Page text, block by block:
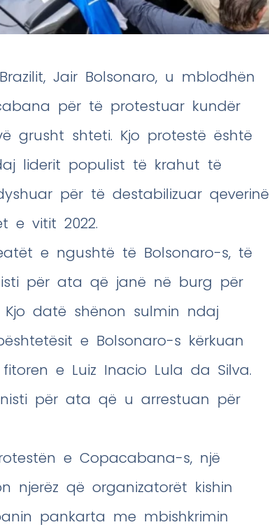
Jair Bolsonaro, u mblodhën
për të protestuar kundër
grusht shteti. Kjo protestë është
liderit populist të krahut të
për të destabilizuar qeverinë
e vitit 2022.
e ngushtë të Bolsonaro-s, të
për ata që janë në burg për
datë shënon sulmin ndaj
e Bolsonaro-s kërkuan
e Luiz Inacio Lula da Silva.
për ata që u arrestuan për
e Copacabana-s, një
njerëz që organizatorët kishin
pankarta me mbishkrimin